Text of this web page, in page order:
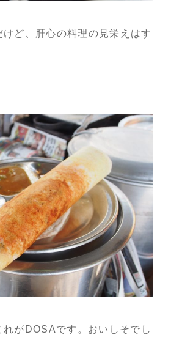
ど、肝心の料理の見栄えはす
れがDOSAです。おいしそでし